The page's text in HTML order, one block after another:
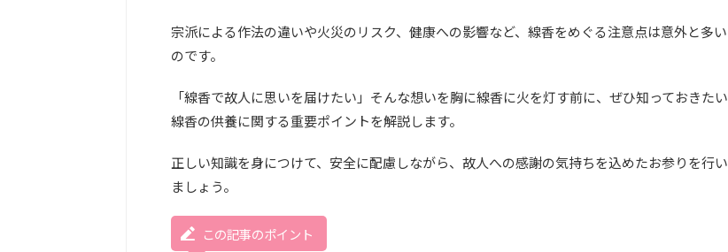
宗派による作法の違いや火災のリスク、健康への影響など、線香をめぐる注意点は意外と多い
のです。
「線香で故人に思いを届けたい」そんな想いを胸に線香に火を灯す前に、ぜひ知っておきたい
線香の供養に関する重要ポイントを解説します。
正しい知識を身につけて、安全に配慮しながら、故人への感謝の気持ちを込めたお参りを行い
ましょう。
この記事のポイント